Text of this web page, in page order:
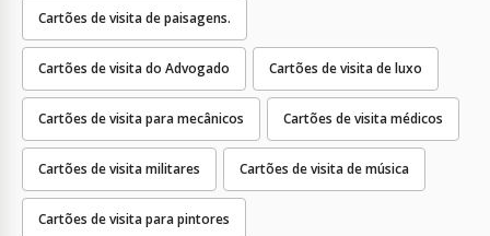
Cartões de visita de paisagens.
Cartões de visita do Advogado Cartões de visita de luxo
Cartões de visita para mecânicos Cartões de visita médicos
Cartões de visita militares Cartões de visita de música
Cartões de visita para pintores